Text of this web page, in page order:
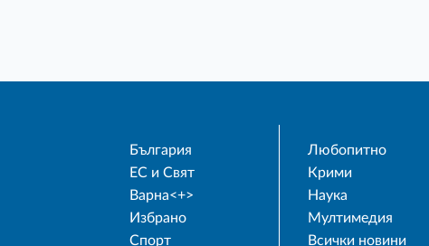
България
ЕС и Свят
Варна<+>
Избрано
Спорт
Любопитно
Крими
Наука
Мултимедия
Всички новини